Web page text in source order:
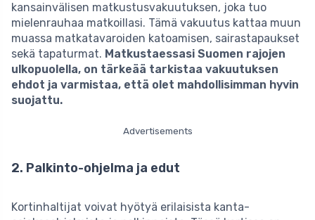
kansainvälisen matkustusvakuutuksen, joka tuo
mielenrauhaa matkoillasi. Tämä vakuutus kattaa muun
muassa matkatavaroiden katoamisen, sairastapaukset
sekä tapaturmat. Matkustaessasi Suomen rajojen
ulkopuolella, on tärkeää tarkistaa vakuutuksen
ehdot ja varmistaa, että olet mahdollisimman hyvin
suojattu.
Advertisements
2. Palkinto-ohjelma ja edut
Kortinhaltijat voivat hyötyä erilaisista kanta-